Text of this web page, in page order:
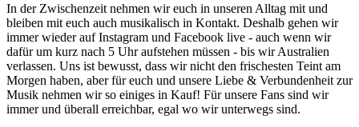
In der Zwischenzeit nehmen wir euch in unseren Alltag mit und
bleiben mit euch auch musikalisch in Kontakt. Deshalb gehen wir
immer wieder auf Instagram und Facebook live - auch wenn wir
dafür um kurz nach 5 Uhr aufstehen müssen - bis wir Australien
verlassen. Uns ist bewusst, dass wir nicht den frischesten Teint am
Morgen haben, aber für euch und unsere Liebe & Verbundenheit zur
Musik nehmen wir so einiges in Kauf! Für unsere Fans sind wir
immer und überall erreichbar, egal wo wir unterwegs sind.